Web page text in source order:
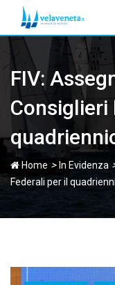
content
FIV:
Consiglieri
Home > In Evidenza
Federali per il